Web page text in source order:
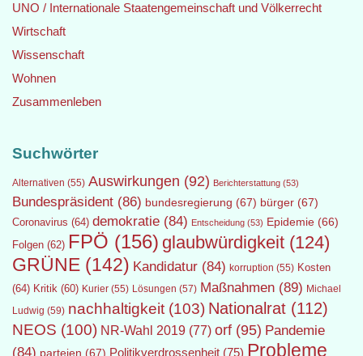
UNO / Internationale Staatengemeinschaft und Völkerrecht
Wirtschaft
Wissenschaft
Wohnen
Zusammenleben
Suchwörter
Alternativen (55) Auswirkungen (92) Berichterstattung (53)
Bundespräsident (86) bundesregierung (67) bürger (67)
Coronavirus (64) demokratie (84) Entscheidung (53) Epidemie (66)
Folgen (62) FPÖ (156) glaubwürdigkeit (124)
GRÜNE (142) Kandidatur (84) korruption (55) Kosten
(64) Kritik (60) Kurier (55) Lösungen (57) Maßnahmen (89) Michael
Ludwig (59) nachhaltigkeit (103) Nationalrat (112)
NEOS (100) NR-Wahl 2019 (77) orf (95) Pandemie
(84) parteien (67) Politikverdrossenheit (75) Probleme